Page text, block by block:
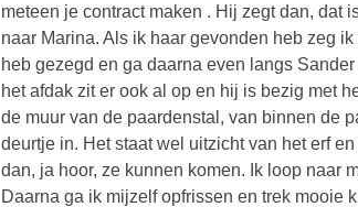
meteen je contract maken . Hij zegt dan, dat
naar Marina. Als ik haar gevonden heb zeg
heb gezegd en ga daarna even langs
het afdak zit er ook al op en hij is bezig met
de muur van de paardenstal, van binnen de
deurtje in. Het staat wel uitzicht van het erf
dan, ja hoor, ze kunnen komen. Ik loop naar
Daarna ga ik mijzelf opfrissen en trek mooie